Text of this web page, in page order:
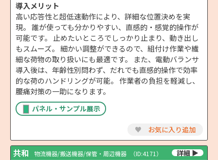
導入メリット
高い応答性と超低速動作により、詳細な位置決めを実
現。 誰が使っても分かりやすい、直感的・感覚的操作が
可能です。 止めたいところでしっかり止まり、動き出し
もスムーズ。 細かい調整ができるので、組付け作業や繊
細な荷物の取り扱いにも最適です。 また、電動バランサ
導入後は、年齢性別問わず、だれでも直感的操作で効率
的な荷のハンドリングが可能。 作業者の負担を軽減し、
腰痛対策の一助になります。
パネル・サンプル展示
♥ お気に入り追加
共和 物流機器/搬送機器/保管・周辺機器 （ID:4171）